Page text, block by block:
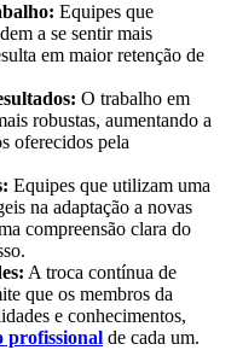
Equipes que
a se sentir mais
em maior retenção de
O trabalho em
robustas, aumentando a
oferecidos pela
Equipes que utilizam uma
na adaptação a novas
compreensão clara do
A troca contínua de
que os membros da
e conhecimentos,
profissional de cada um.